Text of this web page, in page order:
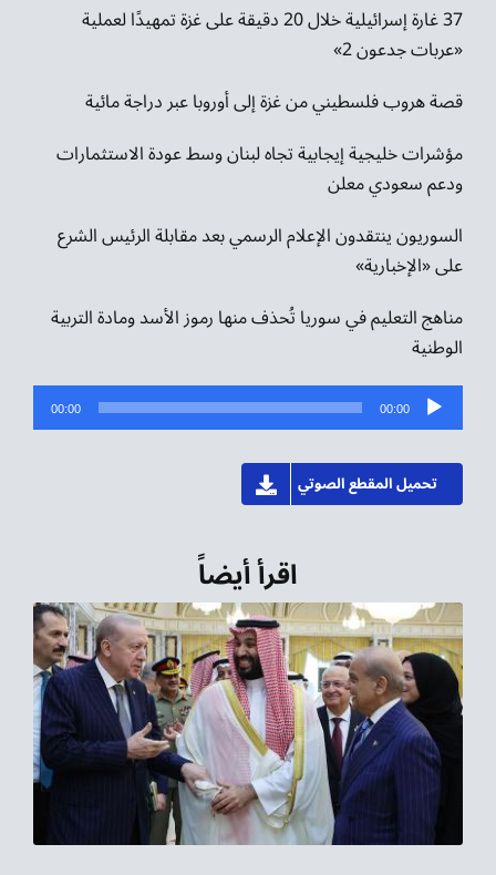
37 غارة إسرائيلية خلال 20 دقيقة على غزة تمهيدًا لعملية
«عربات جدعون 2»
قصة هروب فلسطيني من غزة إلى أوروبا عبر دراجة مائية
مؤشرات خليجية إيجابية تجاه لبنان وسط عودة الاستثمارات
ودعم سعودي معلن
السوريون ينتقدون الإعلام الرسمي بعد مقابلة الرئيس الشرع
على «الإخبارية»
مناهج التعليم في سوريا تُحذف منها رموز الأسد ومادة التربية
الوطنية
مشغل
الصوت
00:00
00:00
تحميل المقطع الصوتي
اقرأ أيضاً